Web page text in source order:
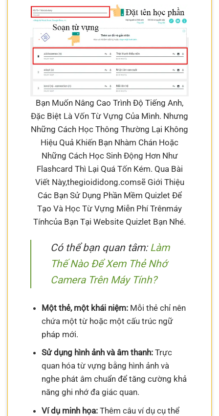
Bạn Muốn Nâng Cao Trình Độ Tiếng Anh,
Đặc Biệt Là Vốn Từ Vựng Của Mình. Nhưng
Những Cách Học Thông Thường Lại Không
Hiệu Quả Khiến Bạn Nhàm Chán Hoặc
Những Cách Học Sinh Động Hơn Như
Flashcard Thì Lại Quá Tốn Kém. Qua Bài
Viết Này,thegioididong.comsẽ Giới Thiệu
Các Bạn Sử Dụng Phần Mềm Quizlet Để
Tạo Và Học Từ Vựng Miễn Phí Trênmáy
Tínhcủa Bạn Tại Website Quizlet Bạn Nhé.
Có thể bạn quan tâm: Làm
Thế Nào Để Xem Thẻ Nhớ
Camera Trên Máy Tính?
Một thẻ, một khái niệm:Mỗi thẻ chỉ nên
chứa một từ hoặc một cấu trúc ngữ
pháp mới.
Sử dụng hình ảnh và âm thanh:Trực
quan hóa từ vựng bằng hình ảnh và
nghe phát âm chuẩn để tăng cường khả
năng ghi nhớ đa giác quan.
Ví dụ minh họa:Thêm câu ví dụ cụ thể